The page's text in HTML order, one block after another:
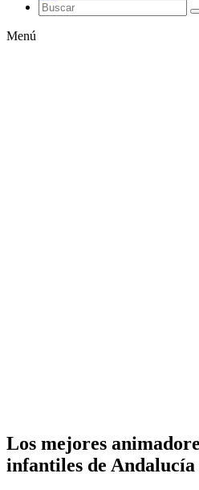
Menú
Los mejores
infantiles de Andalucía